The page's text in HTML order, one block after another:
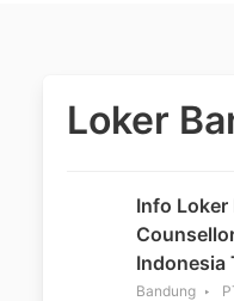
Loker
Info
Indonesia
Bandung